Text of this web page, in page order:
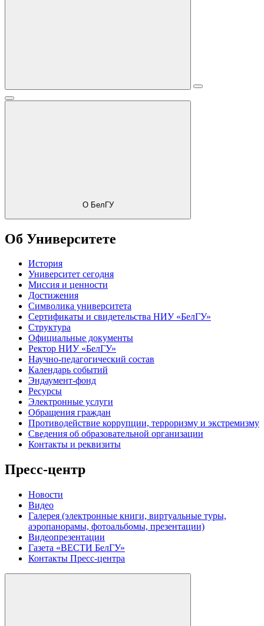
О БелГУ
Об Университете
История
Университет сегодня
Миссия и ценности
Достижения
Символика университета
Сертификаты и свидетельства НИУ «БелГУ»
Структура
Официальные документы
Ректор НИУ «БелГУ»
Научно-педагогический состав
Календарь событий
Эндаумент-фонд
Ресурсы
Электронные услуги
Обращения граждан
Противодействие коррупции, терроризму и экстремизму
Сведения об образовательной организации
Контакты и реквизиты
Пресс-центр
Новости
Видео
Галерея (электронные книги, виртуальные туры,
аэропанорамы, фотоальбомы, презентации)
Видеопрезентации
Газета «ВЕСТИ БелГУ»
Контакты Пресс-центра